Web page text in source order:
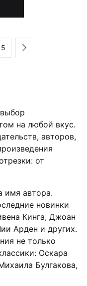
5
на любой вкус.
авторов,
от
имя автора.
новинки
Кинга, Джоан
Арден и других.
не только
Оскара
Булгакова,